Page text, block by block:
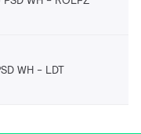
WH LDT